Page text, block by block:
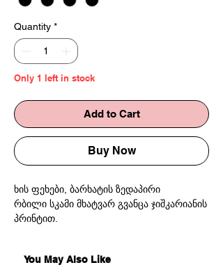
Quantity *
Only 1 left in stock
Add to Cart
Buy Now
ხის ფეხები, ბარხატის ზედაპირი
რბილი სკამი მხატვარ გვანცა ჯიშკარიანის
პრინტით.
ხელნაკეთია და პრინტი თითოეულზე
You May Also Like